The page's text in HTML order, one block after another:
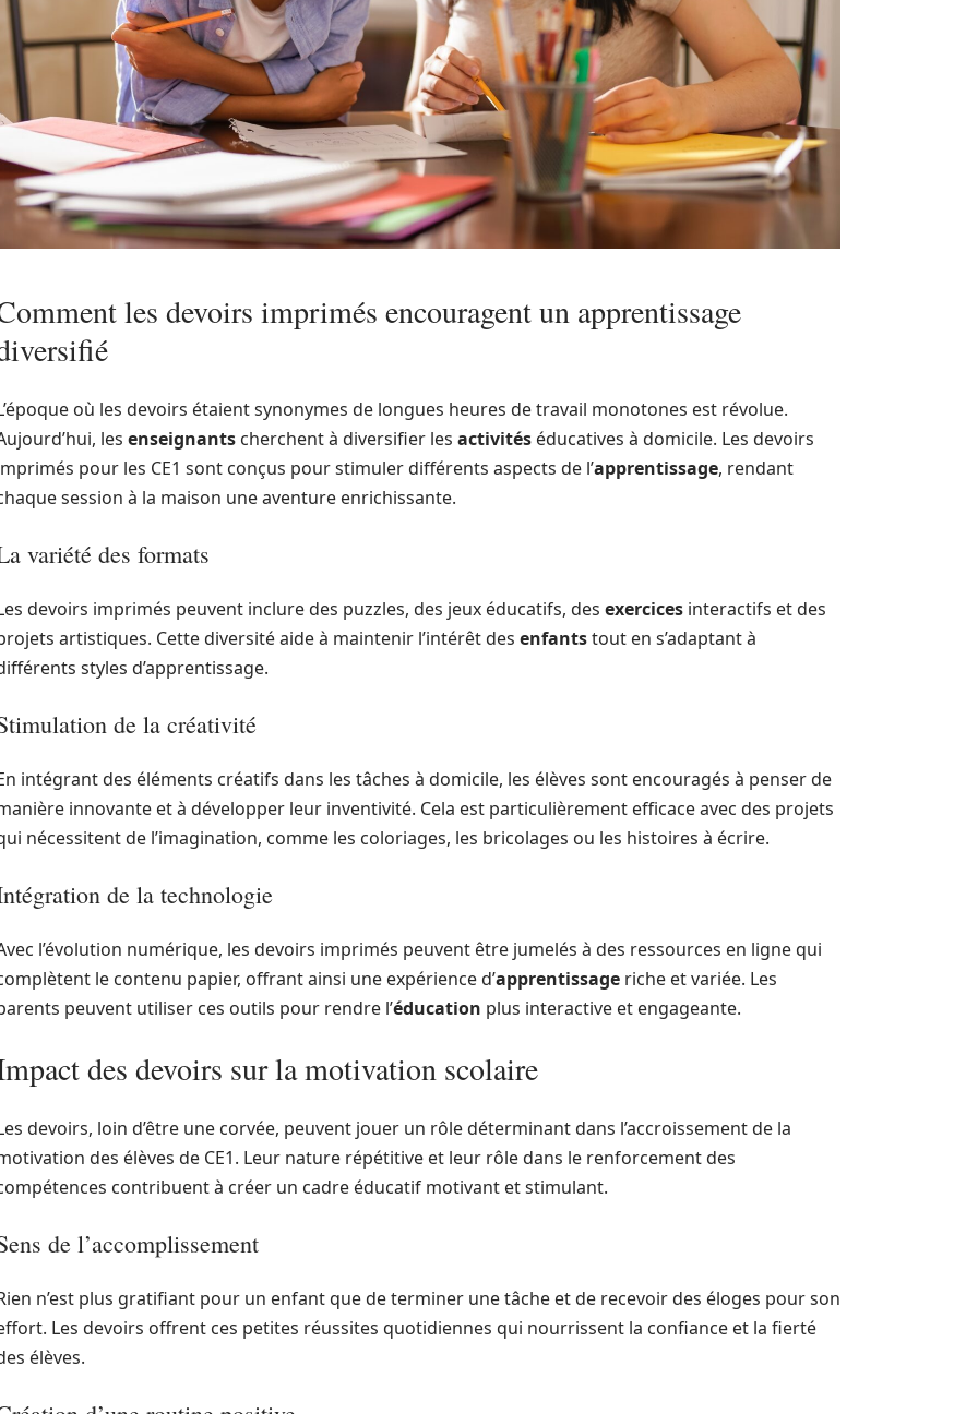
les devoirs imprimés encouragent un apprentissage
où les devoirs étaient synonymes de longues heures de travail monotones est révolue.
les enseignants cherchent à diversifier les activités éducatives à domicile. Les devoirs
pour les CE1 sont conçus pour stimuler différents aspects de l’apprentissage, rendant
session à la maison une aventure enrichissante.
variété des formats
devoirs imprimés peuvent inclure des puzzles, des jeux éducatifs, des exercices interactifs et des
artistiques. Cette diversité aide à maintenir l’intérêt des enfantstout en s’adaptant à
styles d’apprentissage.
de la créativité
intégrant des éléments créatifs dans les tâches à domicile, les élèves sont encouragés à penser de
innovante et à développer leur inventivité. Cela est particulièrement efficace avec des projets
nécessitent de l’imagination, comme les coloriages, les bricolages ou les histoires à écrire.
de la technologie
l’évolution numérique, les devoirs imprimés peuvent être jumelés à des ressources en ligne qui
le contenu papier, offrant ainsi une expérience d’apprentissage riche et variée. Les
peuvent utiliser ces outils pour rendre l’éducation plus interactive et engageante.
des devoirs sur la motivation scolaire
devoirs, loin d’être une corvée, peuvent jouer un rôle déterminant dans l’accroissement de la
des élèves de CE1. Leur nature répétitive et leur rôle dans le renforcement des
contribuent à créer un cadre éducatif motivant et stimulant.
de l’accomplissement
n’est plus gratifiant pour un enfant que de terminer une tâche et de recevoir des éloges pour son
Les devoirs offrent ces petites réussites quotidiennes qui nourrissent la confiance et la fierté
élèves.